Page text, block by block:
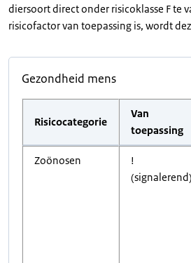
diersoort direct onder risicoklasse F te
risicofactor van toepassing is, wordt
Gezondheid mens
Risicocategorie
Van
toepassing
Zoönosen
!
(signalerend)